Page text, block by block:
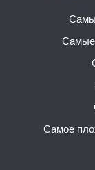
Самые
Самое